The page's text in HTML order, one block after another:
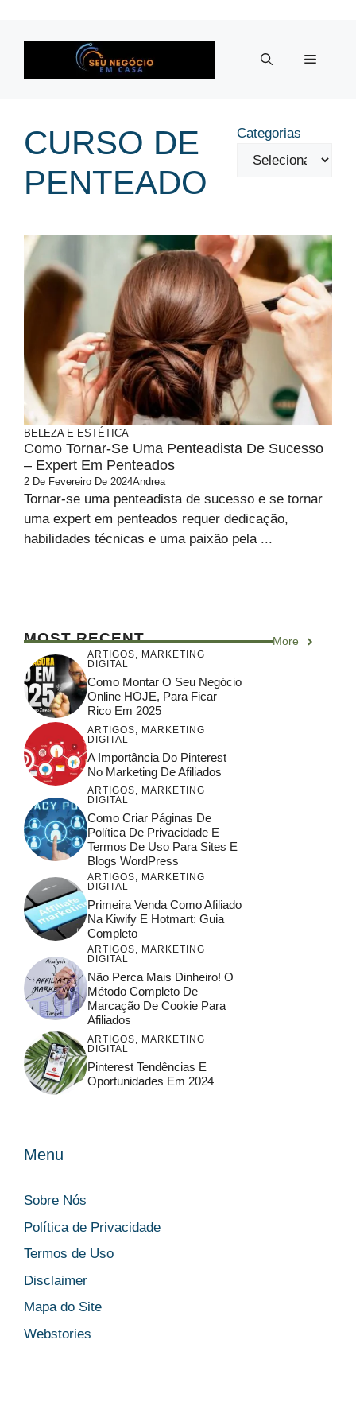
o
conteúdo
Menu
CURSO DE
PENTEADO
Categorias
BELEZA E ESTÉTICA
Como Tornar-Se Uma Penteadista De Sucesso
– Expert Em Penteados
2 De Fevereiro De 2024Andrea
Tornar-se uma penteadista de sucesso e se tornar
uma expert em penteados requer dedicação,
habilidades técnicas e uma paixão pela ...
MOST RECENT More
ARTIGOS, MARKETING
DIGITAL
Como Montar O Seu Negócio
Online HOJE, Para Ficar
Rico Em 2025
ARTIGOS
MARKETING
DIGITAL
A Importância Do Pinterest
No Marketing De Afiliados
ARTIGOS, MARKETING
DIGITAL
Como Criar Páginas De
Política De Privacidade E
Termos De Uso Para Sites E
Blogs WordPress
ARTIGOS, MARKETING
DIGITAL
Primeira Venda Como Afiliado
Na Kiwify E Hotmart: Guia
Completo
ARTIGOS, MARKETING
DIGITAL
Não Perca Mais Dinheiro! O
Método Completo De
Marcação De Cookie Para
Afiliados
ARTIGOS
MARKETING
DIGITAL
Pinterest Tendências E
Oportunidades Em 2024
Menu
Sobre Nós
Política de Privacidade
Termos de Uso
Disclaimer
Mapa do Site
Webstories